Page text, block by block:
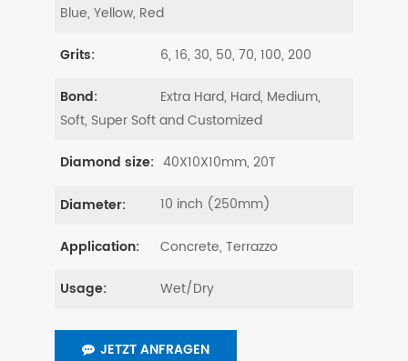
Blue, Yellow, Red
Grits: 6, 16, 30, 50, 70, 100, 200
Bond:
Extra Hard, Hard, Medium,
Soft, Super Soft and Customized
Diamond size: 40X10X10mm, 20T
Diameter: 10 inch (250mm)
Application: Concrete, Terrazzo
Usage: Wet/Dry
JETZT ANFRAGEN